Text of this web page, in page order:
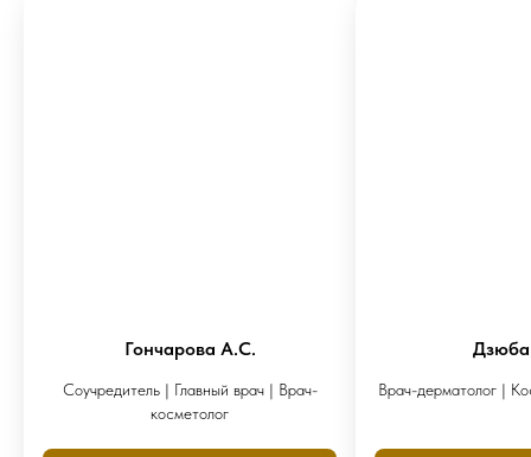
Гончарова А.С.
Соучредитель | Главный врач | Врач-
косметолог
Врач-дерматолог |